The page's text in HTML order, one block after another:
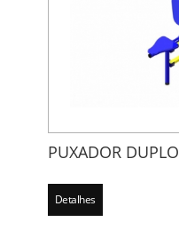
PUXADOR DUPLO
Detalhes